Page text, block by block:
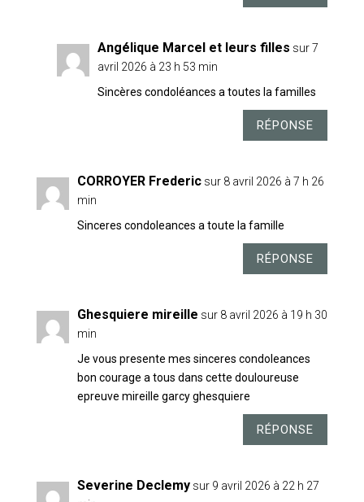
Angélique Marcel et leurs filles sur 7
avril 2026 à 23 h 53 min
Sincères condoléances a toutes la familles
RÉPONSE
CORROYER Frederic sur 8 avril 2026 à 7 h 26
min
Sinceres condoleances a toute la famille
RÉPONSE
Ghesquiere mireille sur 8 avril 2026 à 19 h 30
min
Je vous presente mes sinceres condoleances
bon courage a tous dans cette douloureuse
epreuve mireille garcy ghesquiere
RÉPONSE
Severine Declemy sur 9 avril 2026 à 22 h 27